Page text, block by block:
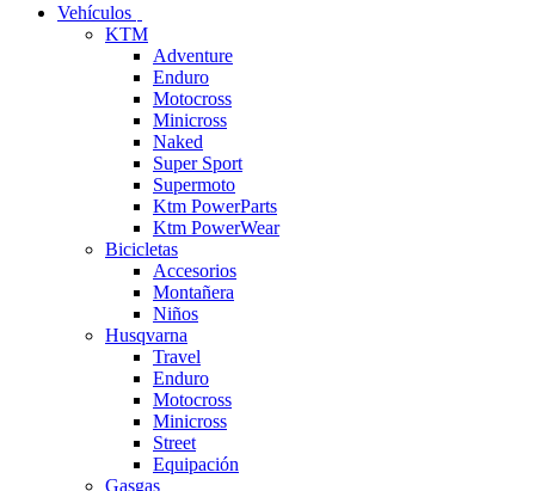
Vehículos
KTM
Adventure
Enduro
Motocross
Minicross
Naked
Super Sport
Supermoto
Ktm PowerParts
Ktm PowerWear
Bicicletas
Accesorios
Montañera
Niños
Husqvarna
Travel
Enduro
Motocross
Minicross
Street
Equipación
Gasgas